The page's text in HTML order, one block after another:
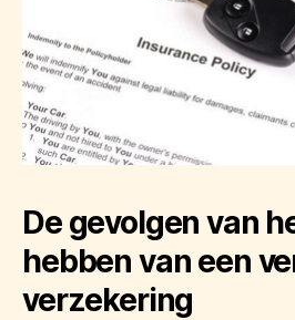
De gevolgen van
hebben van een
verzekering